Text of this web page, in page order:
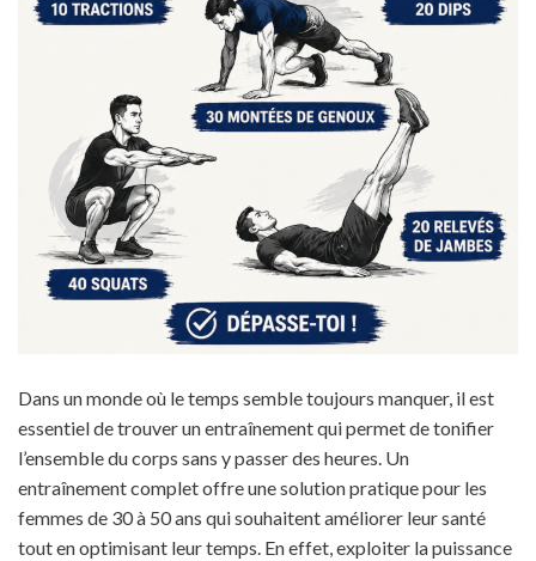
Dans un monde où le temps semble toujours manquer, il est
essentiel de trouver un entraînement qui permet de tonifier
l’ensemble du corps sans y passer des heures. Un
entraînement complet offre une solution pratique pour les
femmes de 30 à 50 ans qui souhaitent améliorer leur santé
tout en optimisant leur temps. En effet, exploiter la puissance